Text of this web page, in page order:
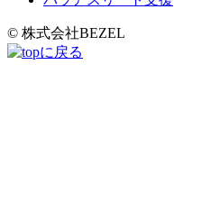
© 株式会社BEZEL